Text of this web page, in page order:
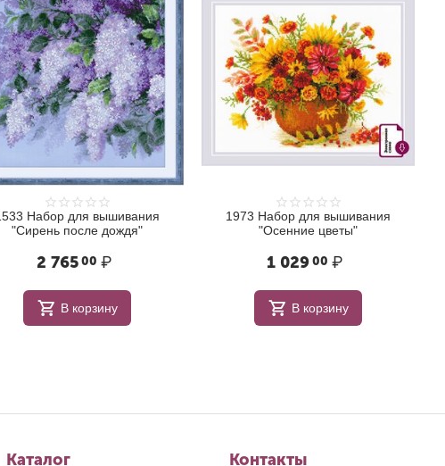
Набор для вышивания
"Сирень после дождя"
2 765 00 ₽
В корзину
1973 Набор для вышивания
"Осенние цветы"
1 02900 ₽
В корзину
Каталог Контакты